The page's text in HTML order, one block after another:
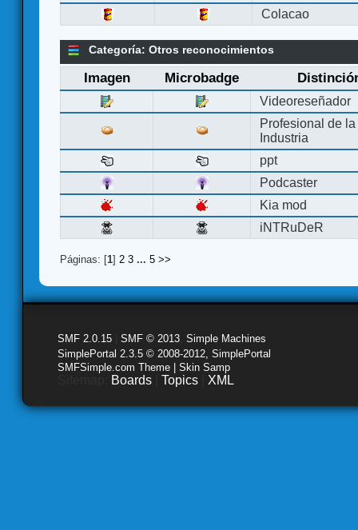
Colacao
Categoría: Otros reconocimientos
Imagen Microbadge
Videoreseñador
Profesional de la
Industria
ppt
Podcaster
Kia mod
iNTRuDeR
Páginas: [1] 2 3 ... 5 >>
SMF 2.0.15 SMF © 2013 Simple Machines
SimplePortal 2.3.5 © 2008-2012, SimplePortal
SMFSimple.com Theme | Skin Samp
Boards Topics XML